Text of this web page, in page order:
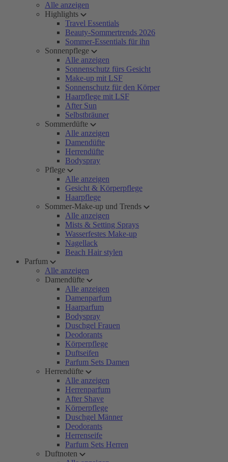
Alle anzeigen
Highlights
Travel Essentials
Beauty-Sommertrends 2026
Sommer-Essentials für ihn
Sonnenpflege
Alle anzeigen
Sonnenschutz fürs Gesicht
Make-up mit LSF
Sonnenschutz für den Körper
Haarpflege mit LSF
After Sun
Selbstbräuner
Sommerdüfte
Alle anzeigen
Damendüfte
Herrendüfte
Bodyspray
Pflege
Alle anzeigen
Gesicht & Körperpflege
Haarpflege
Sommer-Make-up und Trends
Alle anzeigen
Mists & Setting Sprays
Wasserfestes Make-up
Nagellack
Beach Hair stylen
Parfum
Alle anzeigen
Damendüfte
Alle anzeigen
Damenparfum
Haarparfum
Bodyspray
Duschgel Frauen
Deodorants
Körperpflege
Duftseifen
Parfum Sets Damen
Herrendüfte
Alle anzeigen
Herrenparfum
After Shave
Körperpflege
Duschgel Männer
Deodorants
Herrenseife
Parfum Sets Herren
Duftnoten